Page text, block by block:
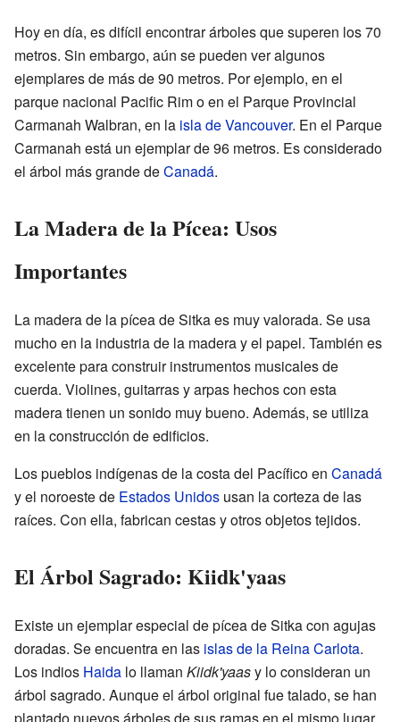
Hoy en día, es difícil encontrar árboles que superen los 70
metros. Sin embargo, aún se pueden ver algunos
ejemplares de más de 90 metros. Por ejemplo, en el
parque nacional Pacific Rim o en el Parque Provincial
Carmanah Walbran, en la isla de Vancouver. En el Parque
Carmanah está un ejemplar de 96 metros. Es considerado
el árbol más grande deCanadá.
La Madera de la Pícea: Usos
Importantes
La madera de la pícea de Sitka es muy valorada. Se usa
mucho en la industria de la madera y el papel. También es
excelente para construir instrumentos musicales de
cuerda. Violines, guitarras y arpas hechos con esta
madera tienen un sonido muy bueno. Además, se utiliza
en la construcción de edificios.
Los pueblos indígenas de la costa del Pacífico en Canadá
y el noroeste de Estados Unidos usan la corteza de las
raíces. Con ella, fabrican cestas y otros objetos tejidos.
El Árbol Sagrado: Kiidk'yaas
Existe un ejemplar especial de pícea de Sitka con agujas
doradas. Se encuentra en las islas de la Reina Carlota.
Los indios Haida lo llaman Kiidk'yaasy lo consideran un
árbol sagrado. Aunque el árbol original fue talado, se han